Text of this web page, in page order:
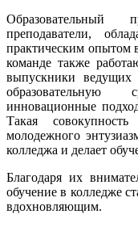
Образовательный
преподаватели,
практическим опытом
команде также
выпускники ведущих
инновационные
Такая
молодежного
колледжа и делает
Благодаря их
обучение в колледже
вдохновляющим.